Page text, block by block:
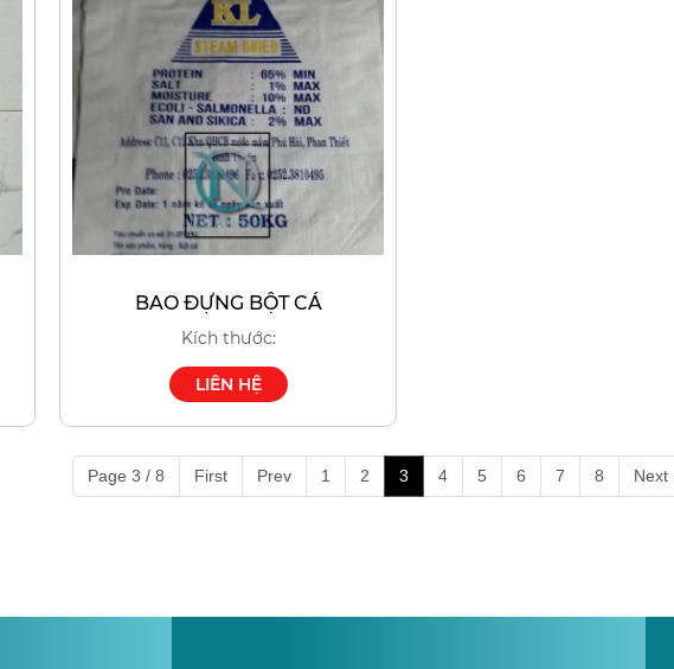
BAO ĐỰNG BỘT CÁ
Kích thước:
LIÊN HỆ
Page 3 / 8 First Prev 1 2 3 4 5 6 7 8 Next